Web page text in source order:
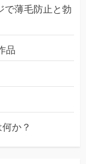
で薄毛防止と勃
品
か？